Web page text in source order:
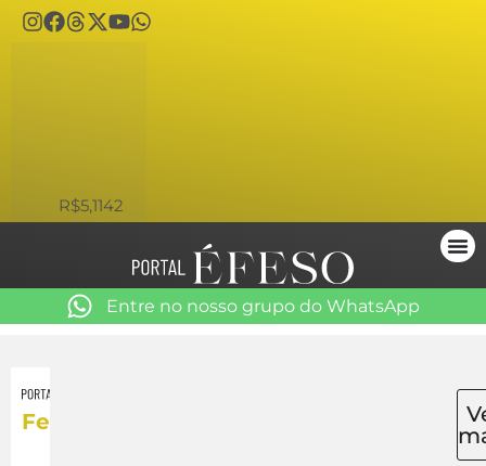
R$5,1142
Entre no nosso grupo do WhatsApp
Festa